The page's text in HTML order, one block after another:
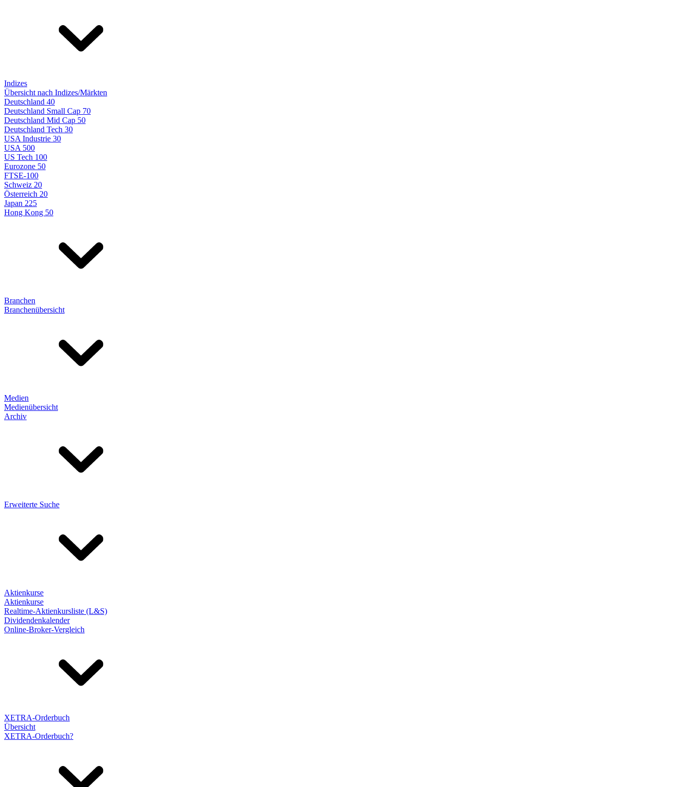
Indizes
Übersicht nach Indizes/Märkten
Deutschland 40
Deutschland Small Cap 70
Deutschland Mid Cap 50
Deutschland Tech 30
USA Industrie 30
USA 500
US Tech 100
Eurozone 50
FTSE-100
Schweiz 20
Österreich 20
Japan 225
Hong Kong 50
Branchen
Branchenübersicht
Medien
Medienübersicht
Archiv
Erweiterte Suche
Aktienkurse
Aktienkurse
Realtime-Aktienkursliste (L&S)
Dividendenkalender
Online-Broker-Vergleich
XETRA-Orderbuch
Übersicht
XETRA-Orderbuch?